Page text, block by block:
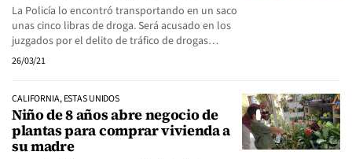
La Policía lo encontró transportando en un saco
unas cinco libras de droga. Será acusado en los
juzgados por el delito de tráfico de drogas…
26/03/21
CALIFORNIA, ESTAS UNIDOS
Niño de 8 años abre negocio de
plantas para comprar vivienda a
su madre